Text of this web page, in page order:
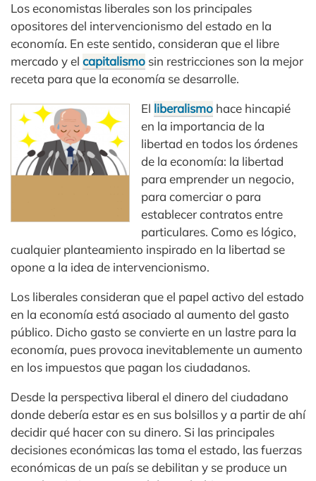
Los economistas liberales son los principales
opositores del intervencionismo del estado en la
economía. En este sentido, consideran que el libre
mercado y el capitalismo sin restricciones son la mejor
receta para que la economía se desarrolle.
El liberalismo hace hincapié
en la importancia de la
libertad en todos los órdenes
de la economía: la libertad
para emprender un negocio,
para comerciar o para
establecer contratos entre
particulares. Como es lógico,
cualquier planteamiento inspirado en la libertad se
opone a la idea de intervencionismo.
Los liberales consideran que el papel activo del estado
en la economía está asociado al aumento del gasto
público. Dicho gasto se convierte en un lastre para la
economía, pues provoca inevitablemente un aumento
en los impuestos que pagan los ciudadanos.
Desde la perspectiva liberal el dinero del ciudadano
donde debería estar es en sus bolsillos y a partir de ahí
decidir qué hacer con su dinero. Si las principales
decisiones económicas las toma el estado, las fuerzas
económicas de un país se debilitan y se produce un